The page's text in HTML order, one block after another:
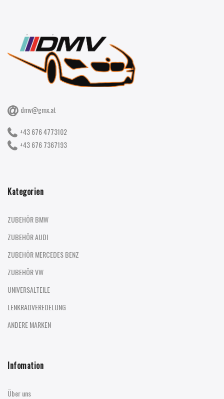
dmv@gmx.at
+43 676 4773102
+43 676 7367193
Kategorien
ZUBEHÖR BMW
ZUBEHÖR AUDI
ZUBEHÖR MERCEDES BENZ
ZUBEHÖR VW
UNIVERSALTEILE
LENKRADVEREDELUNG
ANDERE MARKEN
Infomation
Über uns